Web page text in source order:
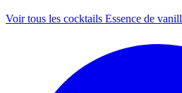
Voir tous les cocktails Essence de